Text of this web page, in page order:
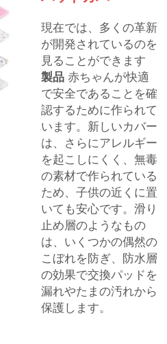
現在では、多くの革新
が開発されているのを
見ることができます
製品 赤ちゃんが快適
で安全であることを確
認するために作られて
います。新しいカバー
は、さらにアレルギー
を起こしにくく、無毒
の素材で作られている
ため、子供の近くに置
いても安心です。滑り
止め層のようなもの
は、いくつかの偶然の
こぼれを防ぎ、防水層
の効果で交換パッドを
漏れやたまの汚れから
保護します。